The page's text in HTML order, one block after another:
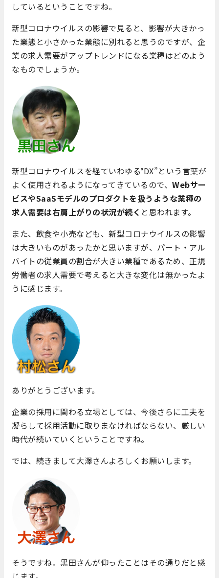
しているということですね。
新型コロナウイルスの影響で見ると、影響が大きかっ
た業態と小さかった業態に別れると思うのですが、企
業の求人需要がアップトレンドになる業種はどのよう
なものでしょうか。
新型コロナウイルスを経ていわゆる‟DX”という言葉が
よく使用されるようになってきているので、 Webサー
ビスやSaaSモデルのプロダクトを扱うような業種の
求人需要は右肩上がりの状況が続く と思われます。
また、飲食や小売なども、新型コロナウイルスの影響
は大きいものがあったかと思いますが、パート・アル
バイトの従業員の割合が大きい業種であるため、正規
労働者の求人需要で考えると大きな変化は無かったよ
うに感じます。
ありがとうございます。
企業の採用に関わる立場としては、今後さらに工夫を
凝らして採用活動に取りまなければならない、厳しい
時代が続いていくということですね。
では、続きまして大澤さんよろしくお願いします。
そうですね。黒田さんが仰ったことはその通りだと感